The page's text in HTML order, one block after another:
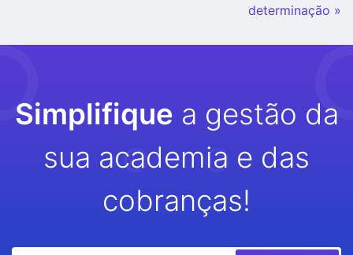
determinação »
Simplifique a gestão da
sua academia e das
cobranças!